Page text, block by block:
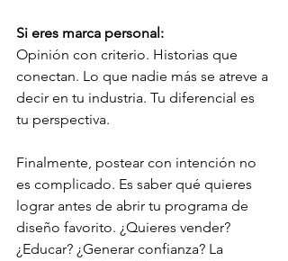
Si eres marca personal:
Opinión con criterio. Historias que
conectan. Lo que nadie más se atreve a
decir en tu industria. Tu diferencial es
tu perspectiva.
Finalmente, postear con intención no
es complicado. Es saber qué quieres
lograr antes de abrir tu programa de
diseño favorito. ¿Quieres vender?
¿Educar? ¿Generar confianza? La